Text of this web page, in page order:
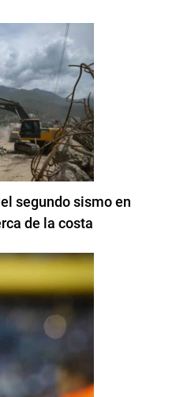
segundo sismo en
de la costa